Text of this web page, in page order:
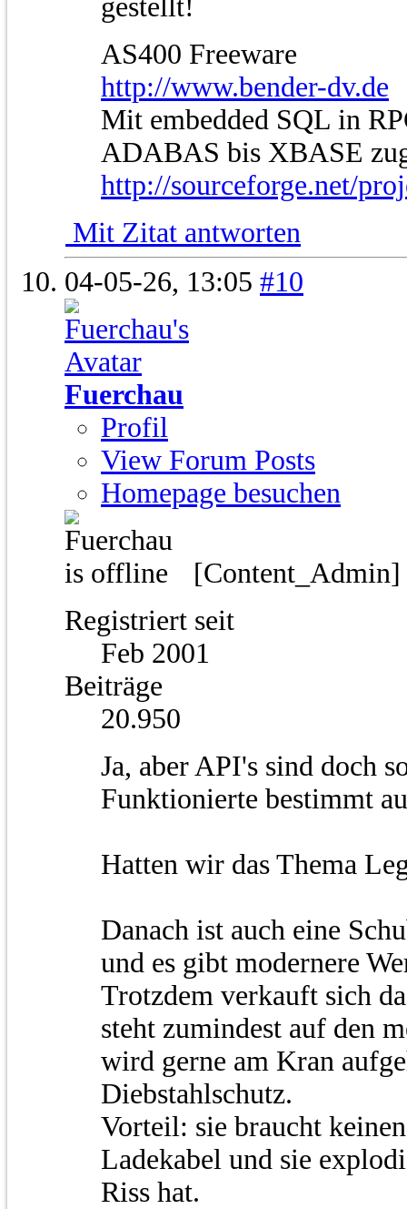
gestellt!
AS400 Freeware
http://www.bender-dv.de
Mit embedded SQL in
ADABAS bis XBASE
http://sourceforge.net/
Mit Zitat antworten
04-05-26, 13:05 #10
Fuerchau
Profil
View Forum Posts
Homepage besuchen
[Content_Admin]
Registriert seit
Feb 2001
Beiträge
20.950
Ja, aber API's sind doch
Funktionierte bestimmt
Hatten wir das Thema
Danach ist auch eine
und es gibt modernere
Trotzdem verkauft sich
steht zumindest auf den
wird gerne am Kran
Diebstahlschutz.
Vorteil: sie braucht
Ladekabel und sie
Riss hat.